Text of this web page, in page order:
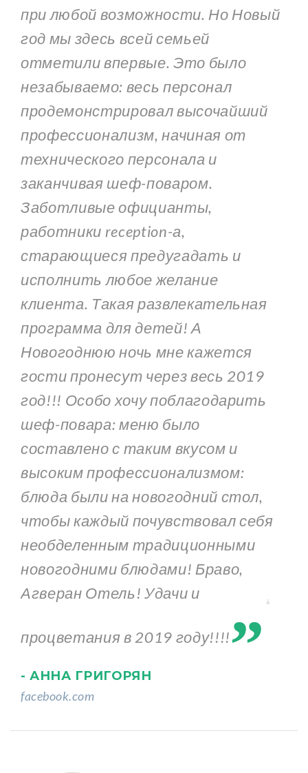
при любой возможности. Но Новый
год мы здесь всей семьей
отметили впервые. Это было
незабываемо: весь персонал
продемонстрировал высочайший
профессионализм, начиная от
технического персонала и
заканчивая шеф-поваром.
Заботливые официанты,
работники reception-а,
старающиеся предугадать и
исполнить любое желание
клиента. Такая развлекательная
программа для детей! А
Новогоднюю ночь мне кажется
гости пронесут через весь 2019
год!!! Особо хочу поблагодарить
шеф-повара: меню было
составлено с таким вкусом и
высоким профессионализмом:
блюда были на новогодний стол,
чтобы каждый почувствовал себя
необделенным традиционными
новогодними блюдами! Браво,
Агверан Отель! Удачи и
процветания в 2019 году!!!! „
- АННА ГРИГОРЯН
facebook.com